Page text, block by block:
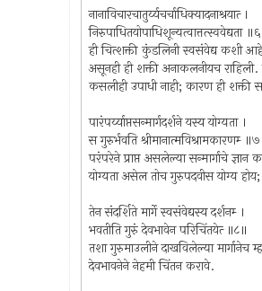
नानाविचारचातुर्य्यचर्चाधिक्यादनाश्रयात्‍ ।
निरुपाधितयोपाधिशून्यत्वात्तत्स्ववेद्यता
ही चित्‍शक्ती कुंडलिनी स्वसंवेद्य कशी आहे
असूनही ही शक्ती अनाकलनीयच
कसलीही उपाधी नाही; कारण ही
पारंपर्य्याप्तसन्मार्गदर्शने यस्य योग्यता ।
स गुरुर्भवति श्रीमानात्मविश्रामकारणम्‍
परंपरेने प्राप्त असलेल्या सन्मार्गाचे ज्ञान
योग्यता असेल तोच गुरुपदवीस योग्य
तेन संदर्शिते मार्गे स्वसंवेद्यस्य दर्शनम्‍ ।
भवतीति गुरुं देवभावेन परिचिंतयेत्‍ ॥८॥
तशा गुरुमाउलीने दाखविलेल्या मार्गानेच
देवभावनेने नेहमी चिंतन करावे.